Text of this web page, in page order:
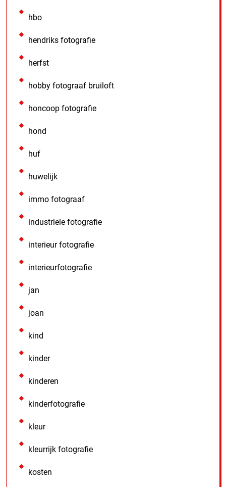
hbo
hendriks fotografie
herfst
hobby fotograaf bruiloft
honcoop fotografie
hond
huf
huwelijk
immo fotograaf
industriele fotografie
interieur fotografie
interieurfotografie
jan
joan
kind
kinder
kinderen
kinderfotografie
kleur
kleurrijk fotografie
kosten